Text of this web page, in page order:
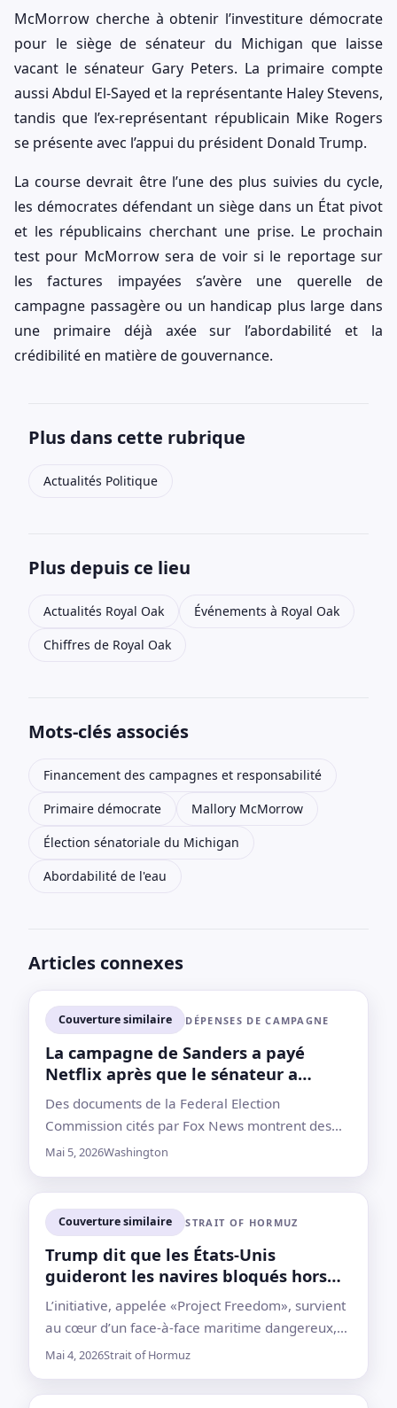
McMorrow cherche à obtenir l’investiture démocrate
pour le siège de sénateur du Michigan que laisse
vacant le sénateur Gary Peters. La primaire compte
aussi Abdul El-Sayed et la représentante Haley Stevens,
tandis que l’ex-représentant républicain Mike Rogers
se présente avec l’appui du président Donald Trump.
La course devrait être l’une des plus suivies du cycle,
les démocrates défendant un siège dans un État pivot
et les républicains cherchant une prise. Le prochain
test pour McMorrow sera de voir si le reportage sur
les factures impayées s’avère une querelle de
campagne passagère ou un handicap plus large dans
une primaire déjà axée sur l’abordabilité et la
crédibilité en matière de gouvernance.
Plus dans cette rubrique
Actualités Politique
Plus depuis ce lieu
Actualités Royal Oak
Événements à Royal Oak
Chiffres de Royal Oak
Mots-clés associés
Financement des campagnes et responsabilité
Primaire démocrate
Mallory McMorrow
Élection sénatoriale du Michigan
Abordabilité de l'eau
Articles connexes
Couverture similaire DÉPENSES DE CAMPAGNE
La campagne de Sanders a payé
Netflix après que le sénateur a
critiqué la fiscalité de l’entreprise
Des documents de la Federal Election
Commission cités par Fox News montrent des
paiements mensuels pour un abonnement de
une demande de commentaire
Mai 5, 2026Washington
Couverture similaire STRAIT OF HORMUZ
Trump dit que les États-Unis
guideront les navires bloqués hors
du détroit d'Hormuz, l'Iran met en
garde contre toute intervention
L’initiative, appelée «Project Freedom», survient
au cœur d’un face‑à‑face maritime dangereux,
perturbe les livraisons d’énergie et laisse des
Marine déplacerait les navires en toute sécurité
Mai 4, 2026Strait of Hormuz